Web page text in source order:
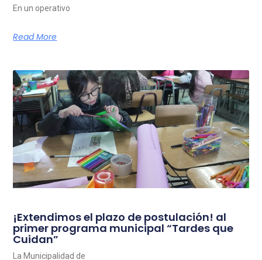
En un operativo
Read More
¡Extendimos el plazo de postulación! al
primer programa municipal “Tardes que
Cuidan”
La Municipalidad de